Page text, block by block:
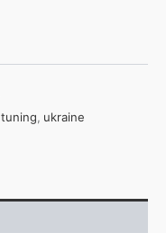
tuning, ukraine